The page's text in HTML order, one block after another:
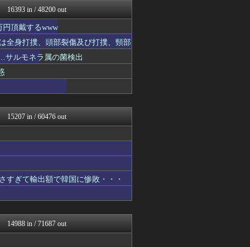
GOSSIP速報
様は鬼女-DQN返しまと...
ズッター速報
ーるずレポート - ガー...
様は鬼女-DQN返しまと...
とめCUP
まとめもりー｜2c...
通信
GOSSIP速報
ーるじゃんる
子アナお宝画像速報－5c...
んこーる速報！
ナ速‐女子アナ画像速報
ニはつ -アニメ発信場-
Zチャンネル＠VIP
たしん！
16393 in / 48200 out
円頂戴するwww
全身打撲、頭部裂傷及び打撲、頸部
ルモネラ属の菌検出
15207 in / 60476 out
すぎて輸出額で韓国に惨敗・・・
14988 in / 71687 out